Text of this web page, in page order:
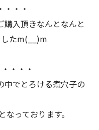
・・
入頂きなんとなんと
たm(__)m
・・・
中でとろける煮穴子の
っております。